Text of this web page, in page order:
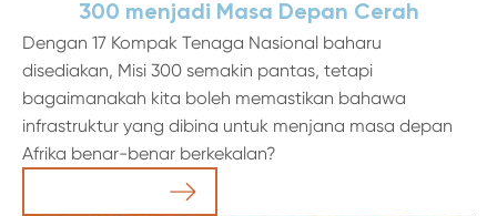
300 menjadi Masa Depan Cerah
Dengan 17 Kompak Tenaga Nasional baharu
disediakan, Misi 300 semakin pantas, tetapi
bagaimanakah kita boleh memastikan bahawa
infrastruktur yang dibina untuk menjana masa depan
Afrika benar-benar berkekalan?